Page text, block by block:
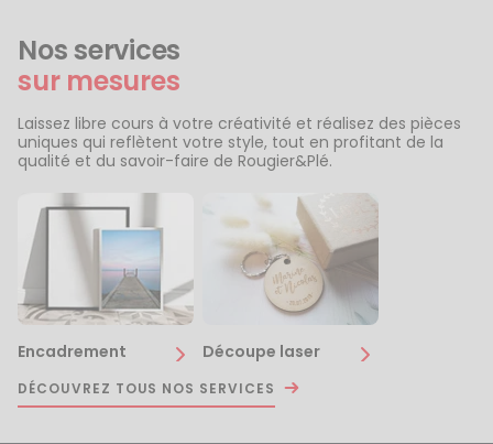
Nos services
sur mesures
Laissez libre cours à votre créativité et réalisez des pièces
uniques qui reflètent votre style, tout en profitant de la
qualité et du savoir-faire de Rougier&Plé.
Encadrement Découpe laser
DÉCOUVREZ TOUS NOS SERVICES